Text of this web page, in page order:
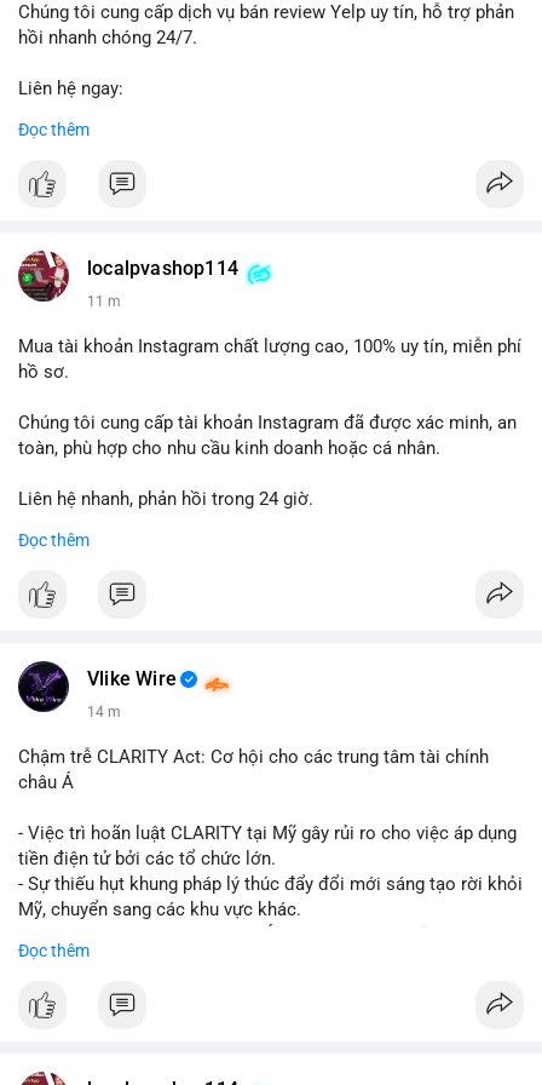
được theo dõi chặt chẽ trong 24-48 giờ tới vì có thể kéo theo
biến động giá cục bộ.
Lời khuyên: Nhà đầu tư nhỏ lẻ nên quan sát phản ứng giá tại
nhận dòng tiền tiếp theo từ địa chỉ nhận để đánh giá xu hướng
Chúng tôi cung cấp dịch vụ bán review Yelp uy tín, hỗ trợ phản
hồi nhanh chóng 24/7.
Liên hệ ngay:
✈️ Telegram: @localpvashop
LocalPvaShop – Đối tác đáng tin cậy giúp thương hiệu của bạn
Đọc thêm
localpvashop114
11 m
Mua tài khoản Instagram chất lượng cao, 100% uy tín, miễn phí
hồ sơ.
Chúng tôi cung cấp tài khoản Instagram đã được xác minh, an
toàn, phù hợp cho nhu cầu kinh doanh hoặc cá nhân.
Liên hệ nhanh, phản hồi trong 24 giờ.
📞 WhatsApp: +1 660 215-8938
Đọc thêm
Vlike Wire
14 m
Chậm trễ CLARITY Act: Cơ hội cho các trung tâm tài chính
châu Á
- Việc trì hoãn luật CLARITY tại Mỹ gây rủi ro cho việc áp dụng
tiền điện tử bởi các tổ chức lớn.
- Sự thiếu hụt khung pháp lý thúc đẩy đổi mới sáng tạo rời khỏi
Mỹ, chuyển sang các khu vực khác.
trường khi Mỹ còn đang lúng túng về luật pháp.
#binancesquare #blockchain
Đọc thêm